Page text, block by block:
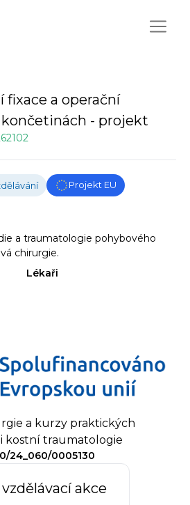
fixace a operační
- projekt
Projekt EU
a traumatologie pohybového
chirurgie.
Lékaři
a kurzy praktických
kostní traumatologie
24_060/0005130
akce